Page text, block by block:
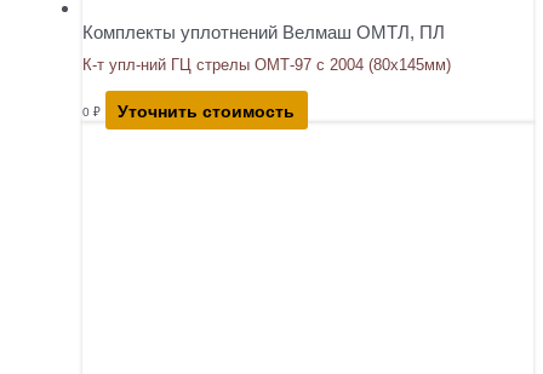
Комплекты уплотнений Велмаш ОМТЛ, ПЛ
К-т упл-ний ГЦ стрелы ОМТ-97 с 2004 (80х145мм)
0 ₽ Уточнить стоимость